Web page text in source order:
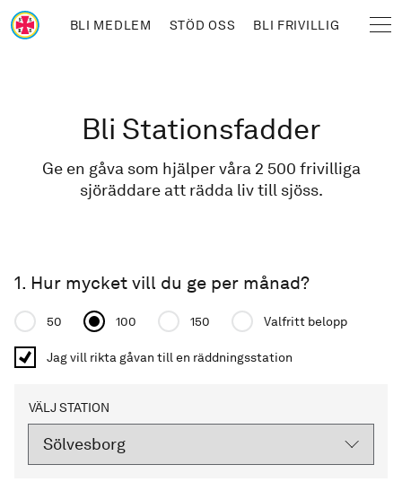
Hoppa till huvudinnehåll
BLI MEDLEM STÖD OSS BLI FRIVILLIG
Bli Stationsfadder
Ge en gåva som hjälper våra 2 500 frivilliga
sjöräddare att rädda liv till sjöss.
1. Hur mycket vill du ge per månad?
Donation amount
50 100 150 Valfritt belopp
Jag vill rikta gåvan till en räddningsstation
VÄLJ STATION